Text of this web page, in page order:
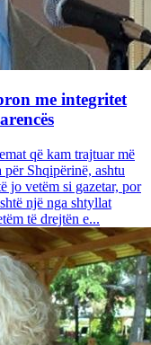
me integritet
që kam trajtuar më
për Shqipërinë, ashtu
jo vetëm si gazetar, por
një nga shtyllat
të drejtën e...